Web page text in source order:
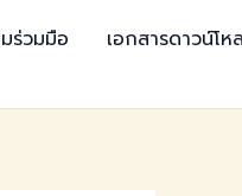
ร่วมมือ เอกสารดาวน์โห